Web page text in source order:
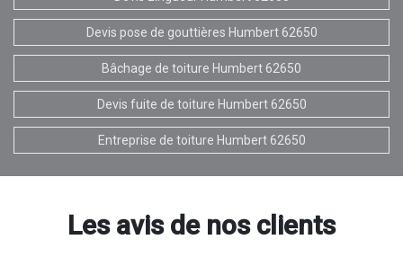
Devis pose de gouttières Humbert 62650
Bâchage de toiture Humbert 62650
Devis fuite de toiture Humbert 62650
Entreprise de toiture Humbert 62650
Les avis de nos clients